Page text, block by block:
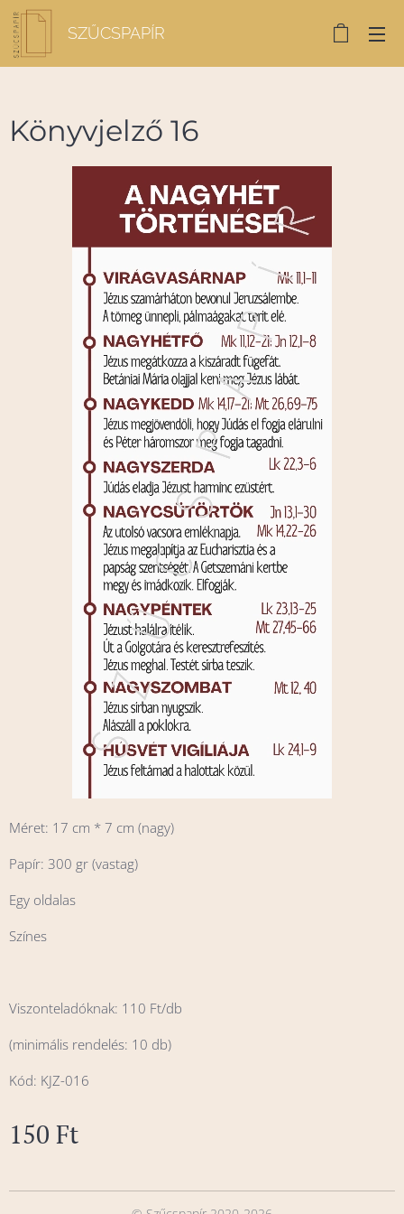
SZŰCSPAPÍR
Könyvjelző 16
Méret: 17 cm * 7 cm (nagy)
Papír: 300 gr (vastag)
Egy oldalas
Színes
Viszonteladóknak: 110 Ft/db
(minimális rendelés: 10 db)
Kód: KJZ-016
150 Ft